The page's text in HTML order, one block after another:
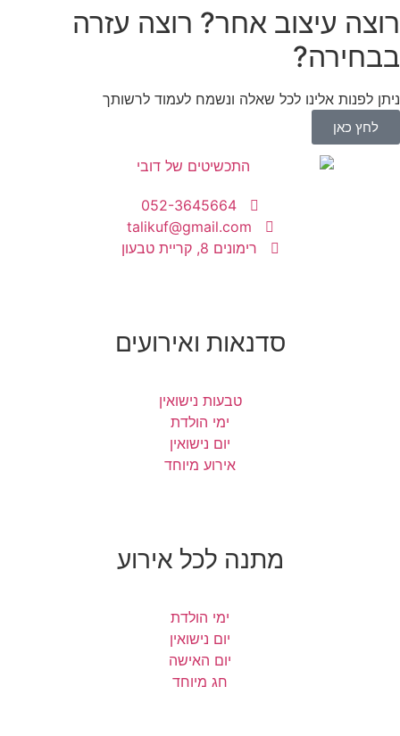
רוצה עיצוב אחר? רוצה עזרה
בבחירה?
ניתן לפנות אלינו לכל שאלה ונשמח לעמוד לרשותך
לחץ כאן
052-3645664
talikuf@gmail.com
רימונים 8, קריית טבעון
סדנאות ואירועים
טבעות נישואין
ימי הולדת
יום נישואין
אירוע מיוחד
מתנה לכל אירוע
ימי הולדת
יום נישואין
יום האישה
חג מיוחד